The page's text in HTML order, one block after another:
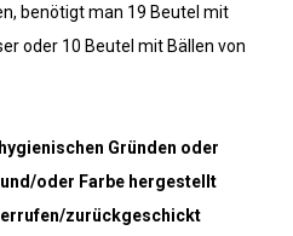
benötigt man 19 Beutel mit
oder 10 Beutel mit Bällen von
Gründen oder
oder Farbe hergestellt
zurückgeschickt